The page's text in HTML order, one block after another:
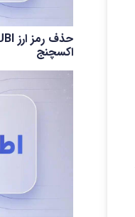
اکسچنج